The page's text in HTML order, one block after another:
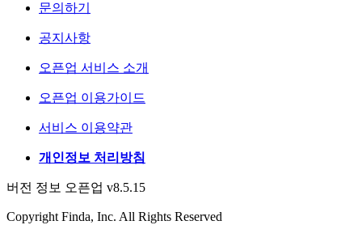
문의하기
공지사항
오픈업 서비스 소개
오픈업 이용가이드
서비스 이용약관
개인정보 처리방침
버전 정보 오픈업 v8.5.15
Copyright Finda, Inc. All Rights Reserved